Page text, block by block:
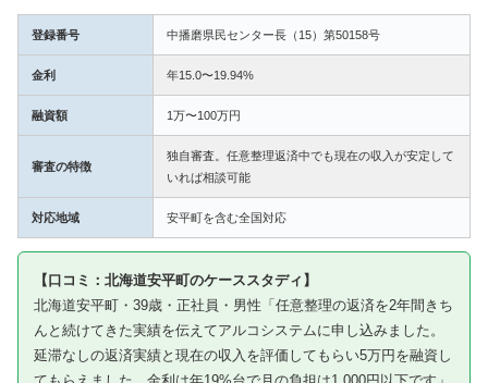
登録番号 中播磨県民センター長（15）第50158号
金利 年15.0〜19.94%
融資額 1万〜100万円
審査の特徴
独自審査。任意整理返済中でも現在の収入が安定して
いれば相談可能
対応地域 安平町を含む全国対応
【口コミ：北海道安平町のケーススタディ】
北海道安平町・39歳・正社員・男性「任意整理の返済を2年間きち
んと続けてきた実績を伝えてアルコシステムに申し込みました。
延滞なしの返済実績と現在の収入を評価してもらい5万円を融資し